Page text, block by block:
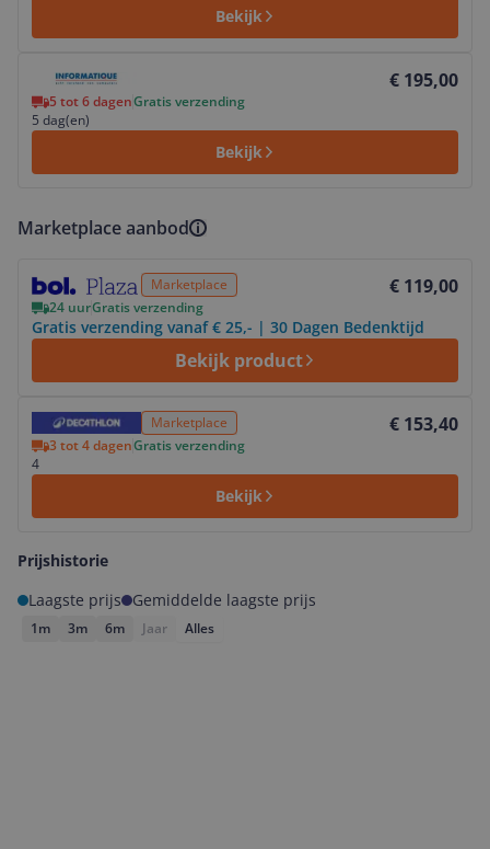
Bekijk
€ 195,00
5 tot 6 dagenGratis verzending
5 dag(en)
Bekijk
Marketplace aanbod
Marketplace € 119,00
24 uurGratis verzending
Gratis verzending vanaf € 25,- | 30 Dagen Bedenktijd
Bekijk product
Marketplace € 153,40
3 tot 4 dagenGratis verzending
4
Bekijk
Bekijk product
Prijshistorie
Laagste prijs
Gemiddelde laagste prijs
1m 3m 6m Jaar Alles